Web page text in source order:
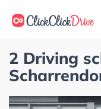
2 Driving